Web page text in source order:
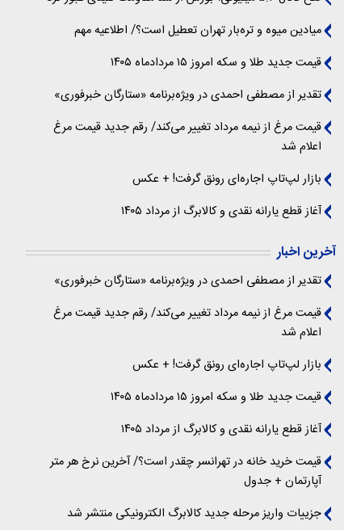
میادین میوه و تره‌بار تهران تعطیل است؟/ اطلاعیه مهم
قیمت جدید طلا و سکه امروز ۱۵ مردادماه ۱۴۰۵
تقدیر از مصطفی احمدی در ویژه‌برنامه «ستارگان خبرفوری»
قیمت مرغ از نیمه مرداد تغییر می‌کند/ رقم جدید قیمت مرغ
اعلام شد
بازار لپ‌تاپ اجاره‌ای رونق گرفت! + عکس
آغاز قطع یارانه نقدی و کالابرگ از مرداد ۱۴۰۵
آخرین اخبار
تقدیر از مصطفی احمدی در ویژه‌برنامه «ستارگان خبرفوری»
قیمت مرغ از نیمه مرداد تغییر می‌کند/ رقم جدید قیمت مرغ
اعلام شد
بازار لپ‌تاپ اجاره‌ای رونق گرفت! + عکس
قیمت جدید طلا و سکه امروز ۱۵ مردادماه ۱۴۰۵
آغاز قطع یارانه نقدی و کالابرگ از مرداد ۱۴۰۵
قیمت خرید خانه در تهرانسر چقدر است؟/ آخرین نرخ هر متر
آپارتمان + جدول
جزییات واریز مرحله جدید کالابرگ الکترونیکی منتشر شد